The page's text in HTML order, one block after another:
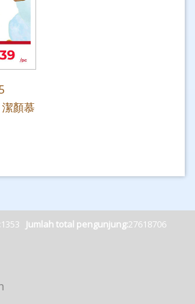
顏慕
1353 Jumlah total pengunjung:27618706